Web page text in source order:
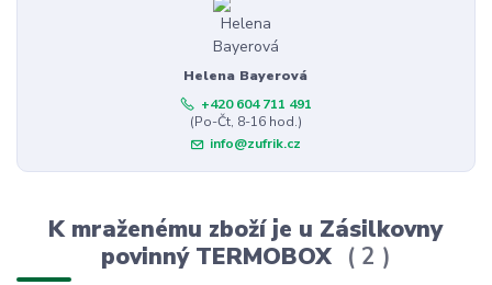
Helena Bayerová
+420 604 711 491
(Po-Čt, 8-16 hod.)
info@zufrik.cz
K mraženému zboží je u Zásilkovny
povinný TERMOBOX
2